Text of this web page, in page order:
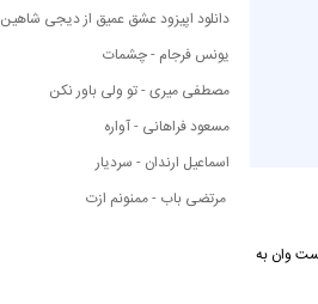
نکست وان به
دانلود اپیزود عشق عمیق از دیجی شاهین
یونس فرجام - چشمات
مصطفی میری - تو ولی باور نکن
مسعود فراهانی - آواره
اسماعیل ارندان - سردیار
مرتضی باب - ممنونم ازت